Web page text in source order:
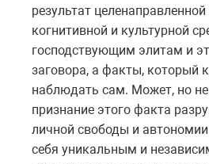
результат
когнитивной и культурной
господствующим элитам и
заговора, а факты, который
наблюдать сам. Может, но не
признание этого факта
личной свободы и
себя уникальным и